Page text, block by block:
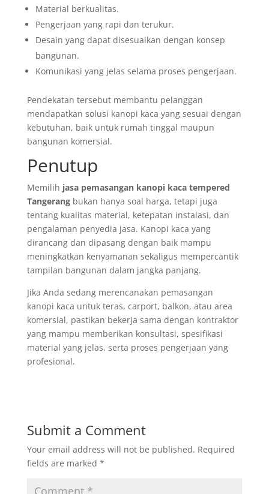
Material berkualitas.
Pengerjaan yang rapi dan terukur.
Desain yang dapat disesuaikan dengan konsep
bangunan.
Komunikasi yang jelas selama proses pengerjaan.
Pendekatan tersebut membantu pelanggan
mendapatkan solusi kanopi kaca yang sesuai dengan
kebutuhan, baik untuk rumah tinggal maupun
bangunan komersial.
Penutup
Memilih jasa pemasangan kanopi kaca tempered
Tangerangbukan hanya soal harga, tetapi juga
tentang kualitas material, ketepatan instalasi, dan
pengalaman penyedia jasa. Kanopi kaca yang
dirancang dan dipasang dengan baik mampu
meningkatkan kenyamanan sekaligus mempercantik
tampilan bangunan dalam jangka panjang.
Jika Anda sedang merencanakan pemasangan
kanopi kaca untuk teras, carport, balkon, atau area
komersial, pastikan bekerja sama dengan kontraktor
yang mampu memberikan konsultasi, spesifikasi
material yang jelas, serta proses pengerjaan yang
profesional.
Submit a Comment
Your email address will not be published. Required
fields are marked *